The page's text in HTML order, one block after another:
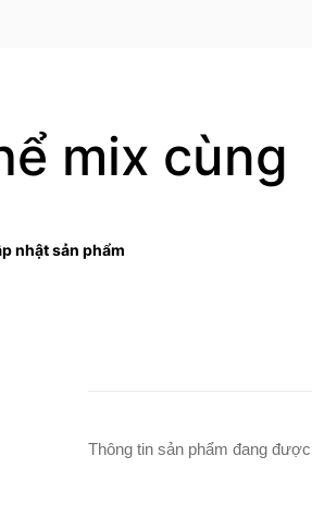
mix cùng
nhật sản phẩm
Thông tin sản phẩm đang